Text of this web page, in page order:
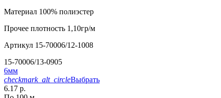
Материал 100% полиэстер
Прочее плотность 1,10гр/м
Артикул 15-70006/12-1008
15-70006/13-0905
6мм
checkmark_alt_circleВыбрать
6.17 р.